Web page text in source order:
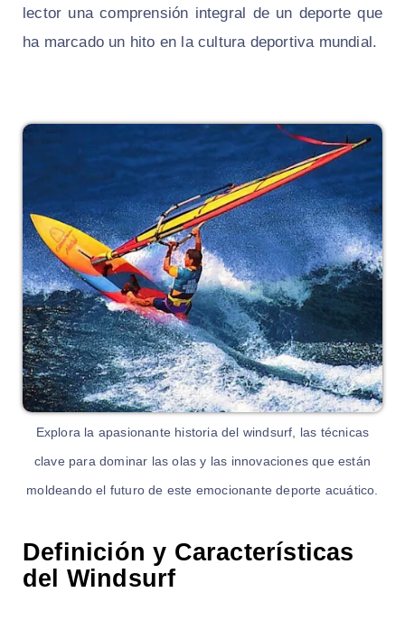
lector una comprensión integral de un deporte que
ha marcado un hito en la cultura deportiva mundial.
Explora la apasionante historia del windsurf, las técnicas
clave para dominar las olas y las innovaciones que están
moldeando el futuro de este emocionante deporte acuático.
Definición y Características
del Windsurf